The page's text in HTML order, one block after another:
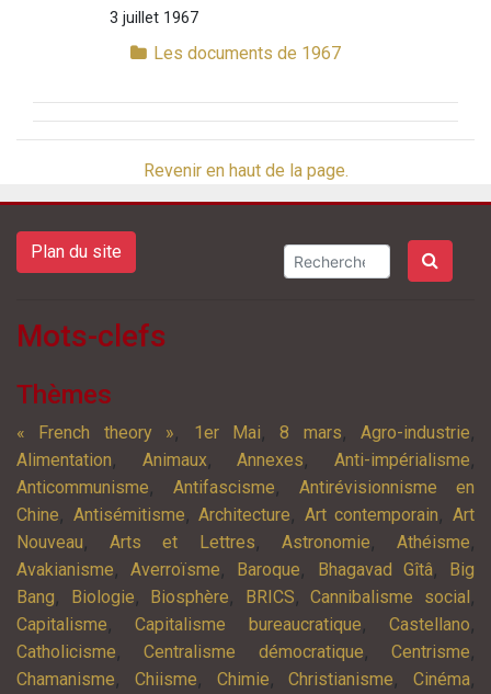
3 juillet 1967
Les documents de 1967
Revenir en haut de la page.
Plan du site
Mots-clefs
Thèmes
« French theory », 1er Mai,8 mars, Agro-industrie,
Alimentation, Animaux,Annexes,Anti-impérialisme,
Anticommunisme, Antifascisme, Antirévisionnisme en
Chine, Antisémitisme,Architecture, Art contemporain,Art
Nouveau,Arts et Lettres, Astronomie,Athéisme,
Avakianisme,Averroïsme, Baroque, Bhagavad Gîtâ,
Big
Bang, Biologie, Biosphère, BRICS,Cannibalisme social ,
Capitalisme,Capitalisme bureaucratique,Castellano,
Catholicisme,Centralisme démocratique,Centrisme,
Chamanisme, Chiisme, Chimie,Christianisme, Cinéma,